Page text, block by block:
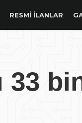
RESMİ İLANLAR
33